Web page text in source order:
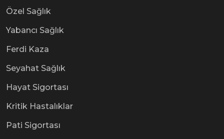
Özel Sağlık
Yabancı Sağlık
Ferdi Kaza
Seyahat Sağlık
Hayat Sigortası
Kritik Hastalıklar
Pati Sigortası